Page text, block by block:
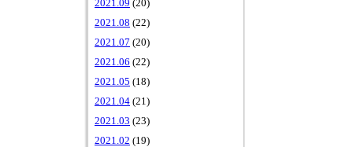
2021.09 (20)
2021.08 (22)
2021.07 (20)
2021.06 (22)
2021.05 (18)
2021.04 (21)
2021.03 (23)
2021.02 (19)